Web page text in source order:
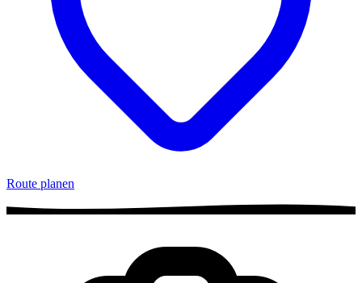
Route planen